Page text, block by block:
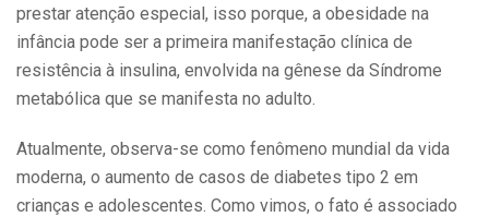
prestar atenção especial, isso porque, a obesidade na
infância pode ser a primeira manifestação clínica de
resistência à insulina, envolvida na gênese da Síndrome
metabólica que se manifesta no adulto.
Atualmente, observa-se como fenômeno mundial da vida
moderna, o aumento de casos de diabetes tipo 2 em
crianças e adolescentes. Como vimos, o fato é associado